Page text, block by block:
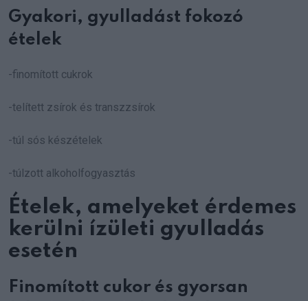
Gyakori, gyulladást fokozó
ételek
-finomított cukrok
-telített zsírok és transzzsírok
-túl sós készételek
-túlzott alkoholfogyasztás
Ételek, amelyeket érdemes
kerülni ízületi gyulladás
esetén
Finomított cukor és gyorsan